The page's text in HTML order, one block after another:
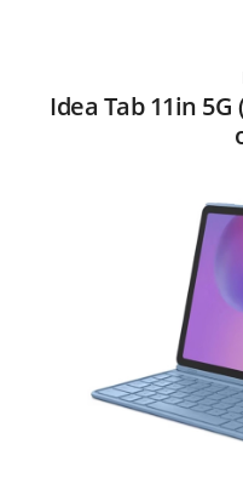
Idea Tab 11in 5G